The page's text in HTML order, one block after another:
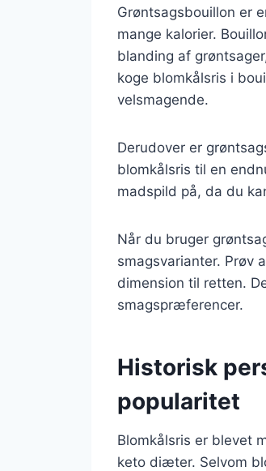
Grøntsagsbouillon er
mange kalorier.
blanding af
koge blomkålsris i
velsmagende.
Derudover er
blomkålsris til en
madspild på, da du
Når du bruger
smagsvarianter. Prøv
dimension til retten.
smagspræferencer.
Historisk
popularitet
Blomkålsris er blevet
keto diæter. Selvom